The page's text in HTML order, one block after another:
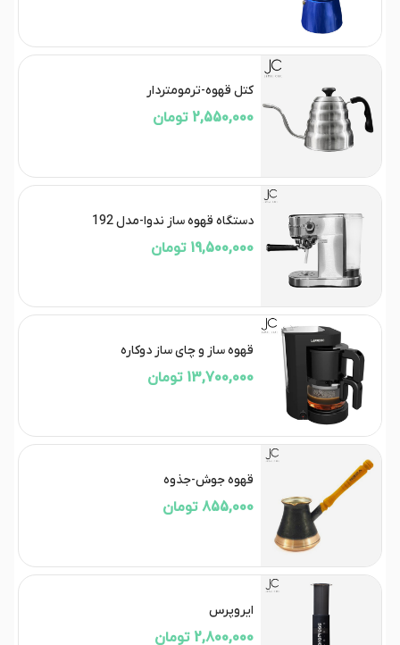
کتل قهوه-ترمومتردار
2,550,000 تومان
دستگاه قهوه ساز ندوا-مدل 192
19,500,000 تومان
قهوه ساز و چای ساز دوکاره
13,700,000 تومان
قهوه جوش-جذوه
855,000 تومان
ایروپرس
2,800,000 تومان